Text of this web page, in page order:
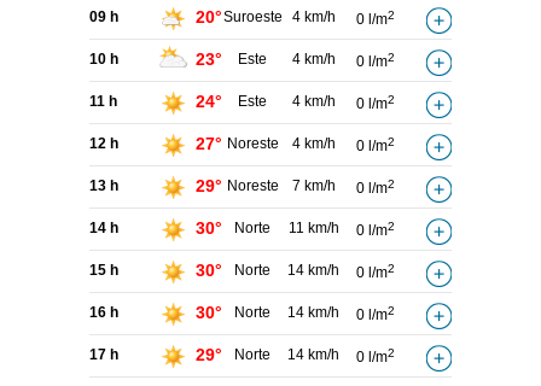
09 h 20°Suroeste 4 km/h 0 l/m2
10 h 23° Este 4 km/h 0 l/m2
11 h 24° Este 4 km/h 0 l/m2
12 h 27° Noreste 4 km/h 0 l/m2
13 h 29° Noreste 7 km/h 0 l/m2
14 h 30° Norte 11 km/h 0 l/m2
15 h 30° Norte 14 km/h 0 l/m2
16 h 30° Norte 14 km/h 0 l/m2
17 h 29° Norte 14 km/h 0 l/m2